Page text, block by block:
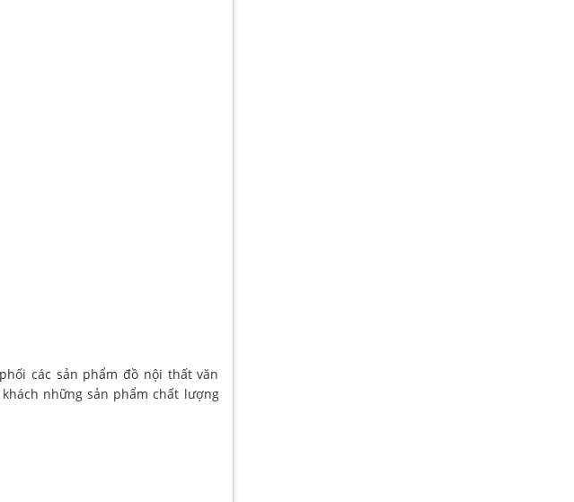
các sản phẩm đồ nội thất văn
những sản phẩm chất lượng